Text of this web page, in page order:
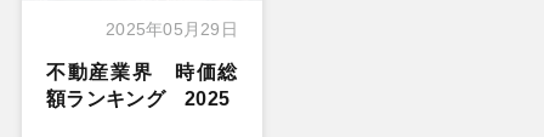
2025年05月29日
不動産業界 時価総
額ランキング 2025